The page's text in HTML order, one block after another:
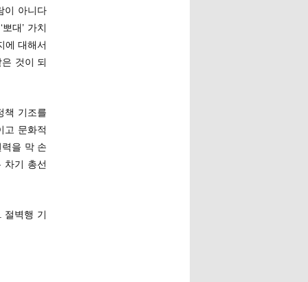
이 아니다
대’ 가치
에 대해서
것이 되
책 기조를
고 문화적
을 막 손
차기 총선
절벽행 기